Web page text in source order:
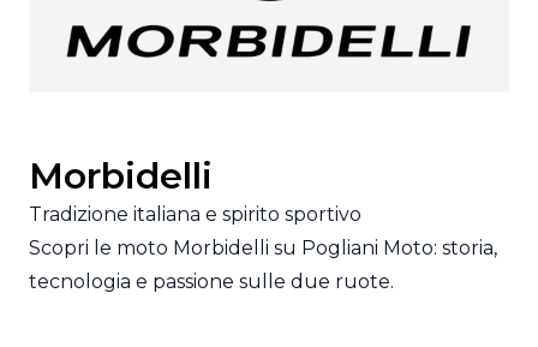
Morbidelli
Tradizione italiana e spirito sportivo
Scopri le moto Morbidelli su Pogliani Moto: storia,
tecnologia e passione sulle due ruote.